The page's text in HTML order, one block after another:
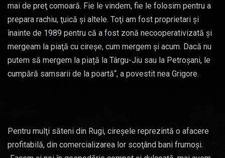
mai de preţ comoară. Fie le vindem, fie le folosim pentru a
prepara rachiu, ţuică şi altele. Toţi am fost proprietari şi
înainte de 1989 pentru că a fost zonă necooperativizată şi
mergeam la piaţă cu cireşe, cum mergem şi acum. Dacă nu
putem să mergem la piață la Târgu-Jiu sau la Petroșani, le
cumpără samsarii de la poartă“, a povestit nea Grigore.
Pentru mulţi săteni din Rugi, cireşele reprezintă o afacere
profitabilă, din comercializarea lor scoţând bani frumoşi.